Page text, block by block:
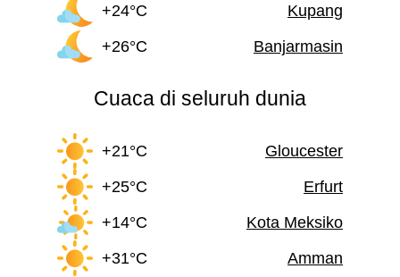
+24°C
Kupang
+26°C
Banjarmasin
Cuaca di seluruh dunia
+21°C
Gloucester
+25°C
Erfurt
+14°C
Kota Meksiko
+31°C
Amman